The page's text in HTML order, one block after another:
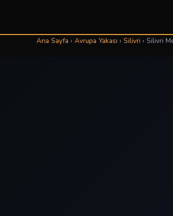
Ana Sayfa › Avrupa Yakası › Silivri› Silivri